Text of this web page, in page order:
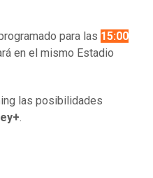
para las 15:00
en el mismo Estadio
las posibilidades
.